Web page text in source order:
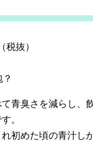
税抜）
青臭さを減らし、
。
初めた頃の青汁し